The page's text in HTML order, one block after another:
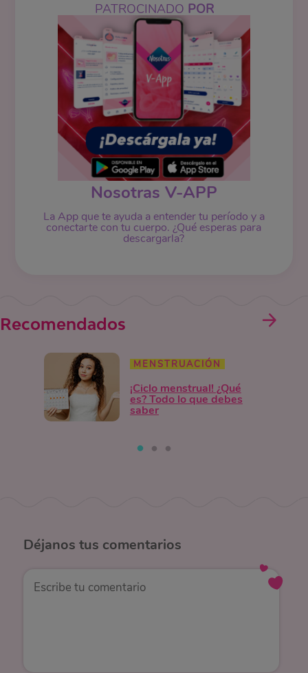
PATROCINADO POR
Nosotras V-APP
La App que te ayuda a entender tu período y a
conectarte con tu cuerpo. ¿Qué esperas para
descargarla?
Recomendados
MENSTRUACIÓN
¡Ciclo menstrual! ¿Qué
es? Todo lo que debes
saber
Déjanos tus comentarios